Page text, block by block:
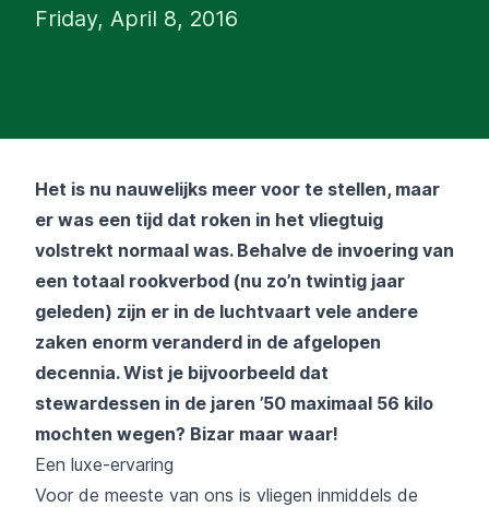
Friday, April 8, 2016
Het is nu nauwelijks meer voor te stellen, maar
er was een tijd dat roken in het vliegtuig
volstrekt normaal was. Behalve de invoering van
een totaal rookverbod (nu zo’n twintig jaar
geleden) zijn er in de luchtvaart vele andere
zaken enorm veranderd in de afgelopen
decennia. Wist je bijvoorbeeld dat
stewardessen in de jaren ’50 maximaal 56 kilo
mochten wegen? Bizar maar waar!
Een luxe-ervaring
Voor de meeste van ons is vliegen inmiddels de